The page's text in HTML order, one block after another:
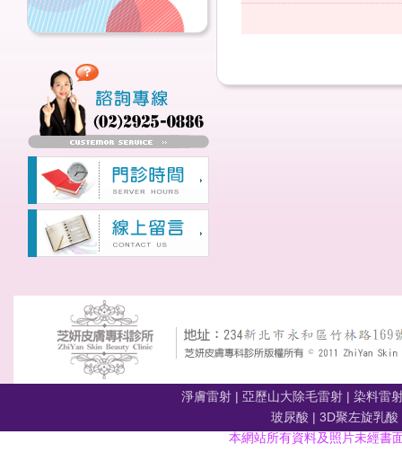
淨膚雷射 | 亞歷山大除毛雷射 | 染料雷
玻尿酸 | 3D聚左旋乳酸
本網站所有資料及照片未經書